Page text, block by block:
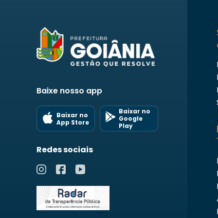
Baixe nosso app
Baixar no
App Store
Baixar no
Google
Play
Redes sociais